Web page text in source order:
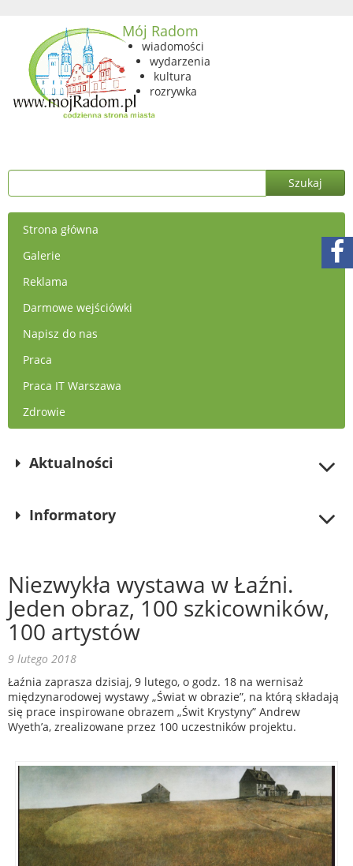
Mój Radom
wiadomości
wydarzenia
kultura
rozrywka
Strona główna
Galerie
Reklama
Darmowe wejściówki
Napisz do nas
Praca
Praca IT Warszawa
Zdrowie
Aktualności
Informatory
Niezwykła wystawa w Łaźni.
Jeden obraz, 100 szkicowników,
100 artystów
9 lutego 2018
Łaźnia zaprasza dzisiaj, 9 lutego, o godz. 18 na wernisaż
międzynarodowej wystawy „Świat w obrazie”, na którą składają
się prace inspirowane obrazem „Świt Krystyny” Andrew
Wyeth’a, zrealizowane przez 100 uczestników projektu.